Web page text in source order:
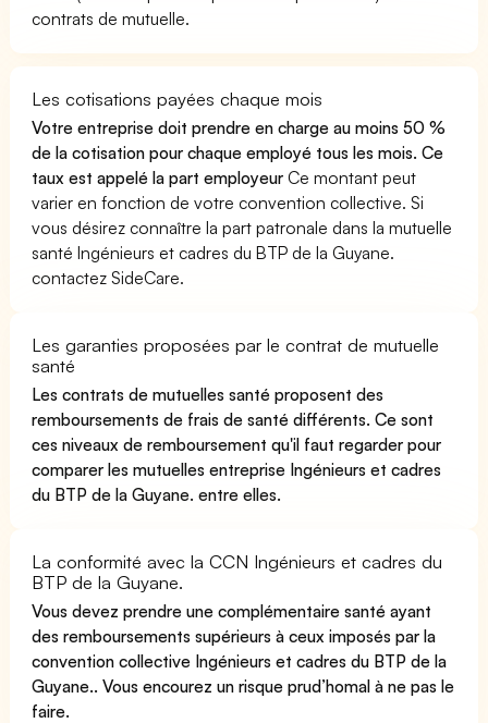
contrats de mutuelle.
Les cotisations payées chaque mois
Votre entreprise doit prendre en charge au moins 50 %
de la cotisation pour chaque employé tous les mois. Ce
taux est appelé la part employeur Ce montant peut
varier en fonction de votre convention collective. Si
vous désirez connaître la part patronale dans la mutuelle
santé Ingénieurs et cadres du BTP de la Guyane.
contactez SideCare.
Les garanties proposées par le contrat de mutuelle
santé
Les contrats de mutuelles santé proposent des
remboursements de frais de santé différents. Ce sont
ces niveaux de remboursement qu'il faut regarder pour
comparer les mutuelles entreprise Ingénieurs et cadres
du BTP de la Guyane. entre elles.
La conformité avec la CCN Ingénieurs et cadres du
BTP de la Guyane.
Vous devez prendre une complémentaire santé ayant
des remboursements supérieurs à ceux imposés par la
convention collective Ingénieurs et cadres du BTP de la
Guyane.. Vous encourez un risque prud’homal à ne pas le
faire.